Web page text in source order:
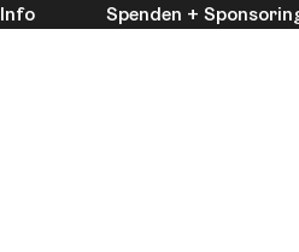
Spenden +